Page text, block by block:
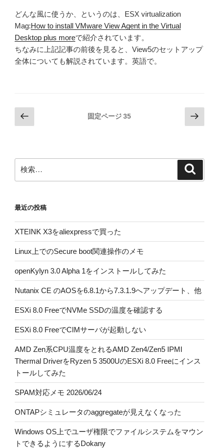
どんな風に使うか、というのは、ESX virtualization
Mag:How to install VMware View Agent in the Virtual
Desktop plus moreで紹介されています。
ちなみに上記記事の前後を見ると、View5のセットアップ
全体についても解説されています。英語で。
投
稿
ー
ジ
り
前
の
ジ
固定ページ35
次
の
ジ
索:
最近の投稿
XTEINK X3をaliexpressで買った
Linux上でのSecure boot関連操作のメモ
openKylyn 3.0 Alpha 1をインストールしてみた
Nutanix CE のAOSを6.8.1から7.3.1.9へアップデート、他
ESXi 8.0 FreeでNVMe SSDの温度を確認する
ESXi 8.0 FreeでCIMサーバが起動しない
AMD Zen系CPU温度をとれるAMD Zen4/Zen5 IPMI
Thermal DriverをRyzen 5 3500UのESXi 8.0 Freeにインス
トールしてみた
SPAM対応メモ 2026/06/24
ONTAPシミュレータのaggregateが見えなくなった
Windows OS上でユーザ権限でファイルシステムをマウン
トできるようにするDokany